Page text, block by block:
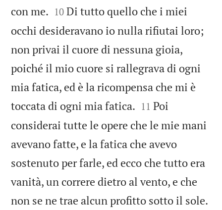
con me. 

10 Di tutto quello che i miei
occhi desideravano io nulla rifiutai loro;
non privai il cuore di nessuna gioia,
poiché il mio cuore si rallegrava di ogni
mia fatica, ed è la ricompensa che mi è
toccata di ogni mia fatica. 

11 Poi
considerai tutte le opere che le mie mani
avevano fatte, e la fatica che avevo
sostenuto per farle, ed ecco che tutto era
vanità, un correre dietro al vento, e che
non se ne trae alcun profitto sotto il sole.